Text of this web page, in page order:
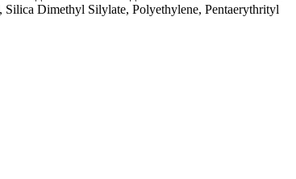
Dimethyl Silylate, Polyethylene, Pentaerythrityl